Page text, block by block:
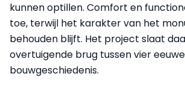
kunnen optillen. Comfort en
toe, terwijl het karakter van het
behouden blijft. Het project slaat
overtuigende brug tussen vier
bouwgeschiedenis.